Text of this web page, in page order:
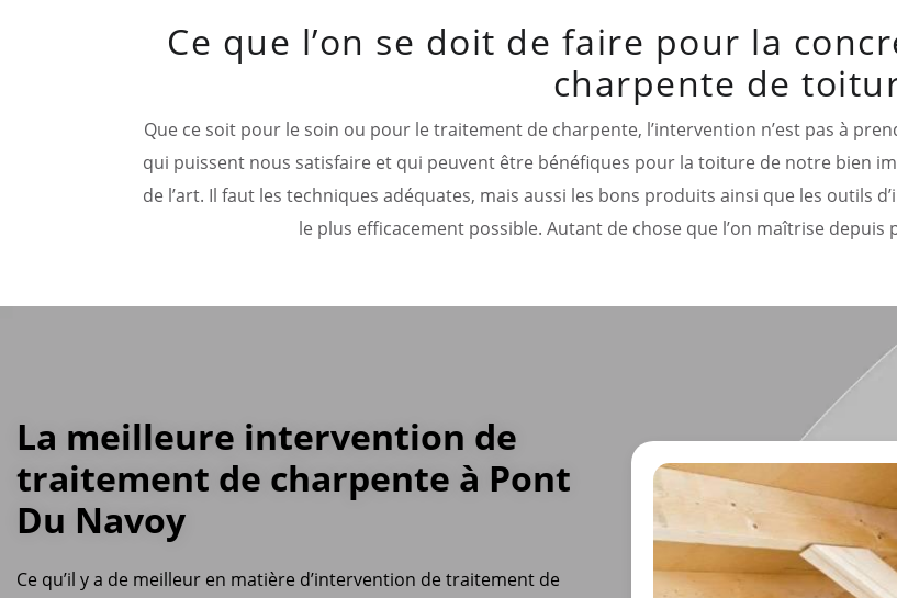
Ce que l’on se doit de faire pour la
charpente de
Que ce soit pour le soin ou pour le traitement de charpente, l’intervention n’est pas à
qui puissent nous satisfaire et qui peuvent être bénéfiques pour la toiture de notre bien
de l’art. Il faut les techniques adéquates, mais aussi les bons produits ainsi que les outils
le plus efficacement possible. Autant de chose que l’on maîtrise depuis
La meilleure intervention de
traitement de charpente à Pont
Du Navoy
Ce qu’il y a de meilleur en matière d’intervention de traitement de